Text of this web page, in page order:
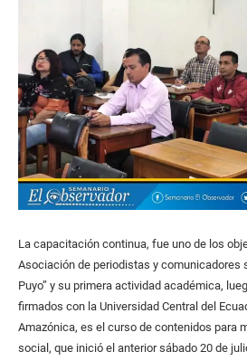
La capacitación continua, fue uno de los
Asociación de periodistas y comunicadores
Puyo” y su primera actividad académica,
firmados con la Universidad Central del
Amazónica, es el curso de contenidos para
social, que inició el anterior sábado 20 de